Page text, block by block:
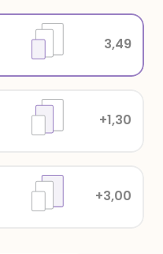
+3,00
+1,30
3,49